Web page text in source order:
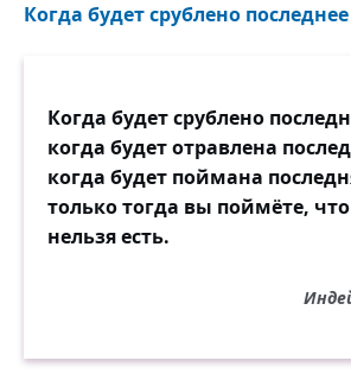
Когда будет срублено
Когда будет срублено
когда будет отравлена
когда будет поймана
только тогда вы поймёте,
нельзя есть.